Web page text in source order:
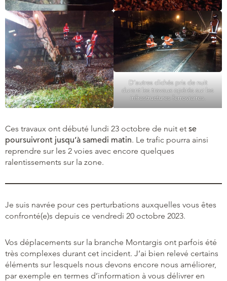
D’autres clichés pris de nuit
durant les travaux opérés sur les
infrastructures ferroviaires.
Ces travaux ont débuté lundi 23 octobre de nuit et se
poursuivront jusqu’à samedi matin. Le trafic pourra ainsi
reprendre sur les 2 voies avec encore quelques
ralentissements sur la zone.
Je suis navrée pour ces perturbations auxquelles vous êtes
confronté(e)s depuis ce vendredi 20 octobre 2023.
Vos déplacements sur la branche Montargis ont parfois été
très complexes durant cet incident. J’ai bien relevé certains
éléments sur lesquels nous devons encore nous améliorer,
par exemple en termes d’information à vous délivrer en